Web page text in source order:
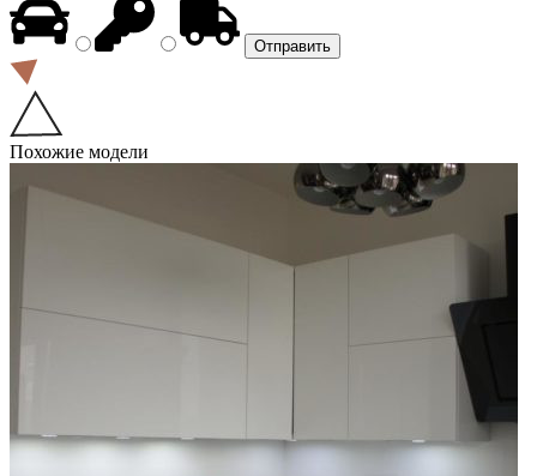
Похожие модели